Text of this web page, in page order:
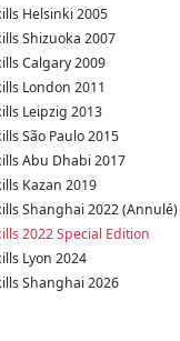
Helsinki 2005
Shizuoka 2007
Calgary 2009
London 2011
Leipzig 2013
São Paulo 2015
Abu Dhabi 2017
Kazan 2019
Shanghai 2022 (Annulé)
2022 Special Edition
Lyon 2024
Shanghai 2026